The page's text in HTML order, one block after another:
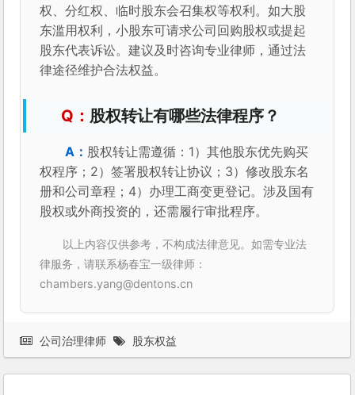
权、分红权、临时股东会召集权等权利。如大股
东滥用权利，小股东可请求公司回购股权或提起
股东代表诉讼。建议及时咨询专业律师，通过法
律途径维护合法权益。
股权转让有哪些法律程序？
股权转让需遵循：1）其他股东优先购买
权程序；2）签署股权转让协议；3）修改股东名
册和公司章程；4）办理工商变更登记。涉及国有
股权或外商投资的，还需履行审批程序。
以上内容仅供参考，不构成法律意见。如需专业法
律服务，请联系杨春宝一级律师：
chambers.yang@dentons.cn
公司治理律师 股东权益